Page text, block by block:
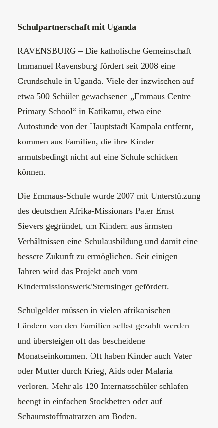
Schulpartnerschaft mit Uganda
RAVENSBURG – Die katholische Gemeinschaft
Immanuel Ravensburg fördert seit 2008 eine
Grundschule in Uganda. Viele der inzwischen auf
etwa 500 Schüler gewachsenen „Emmaus Centre
Primary School“ in Katikamu, etwa eine
Autostunde von der Hauptstadt Kampala entfernt,
kommen aus Familien, die ihre Kinder
armutsbedingt nicht auf eine Schule schicken
können.
Die Emmaus-Schule wurde 2007 mit Unterstützung
des deutschen Afrika-Missionars Pater Ernst
Sievers gegründet, um Kindern aus ärmsten
Verhältnissen eine Schulausbildung und damit eine
bessere Zukunft zu ermöglichen. Seit einigen
Jahren wird das Projekt auch vom
Kindermissionswerk/Sternsinger gefördert.
Schulgelder müssen in vielen afrikanischen
Ländern von den Familien selbst gezahlt werden
und übersteigen oft das bescheidene
Monatseinkommen. Oft haben Kinder auch Vater
oder Mutter durch Krieg, Aids oder Malaria
verloren. Mehr als 120 Internatsschüler schlafen
beengt in einfachen Stockbetten oder auf
Schaumstoffmatratzen am Boden.